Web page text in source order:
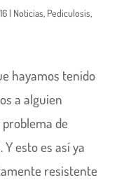
| Noticias, Pediculosis,
hayamos tenido
a alguien
de
esto es así ya
resistente